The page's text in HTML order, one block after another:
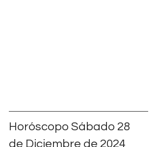
Horóscopo Sábado 28
de Diciembre de 2024